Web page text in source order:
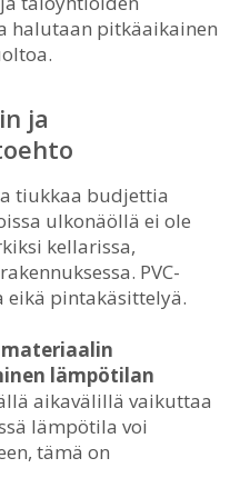
halutaan pitkäaikainen
ja
tiukkaa budjettia
ulkonäöllä ei ole
kellarissa,
PVC-
eikä pintakäsittelyä.
materiaalin
lämpötilan
aikavälillä vaikuttaa
lämpötila voi
tämä on